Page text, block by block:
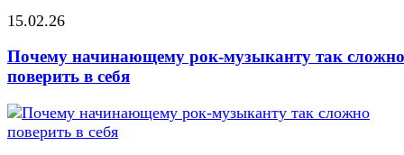
15.02.26
Почему начинающему рок-музыканту так сложно
поверить в себя